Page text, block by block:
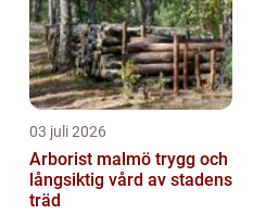
03 juli 2026
Arborist malmö trygg och
långsiktig vård av stadens
träd